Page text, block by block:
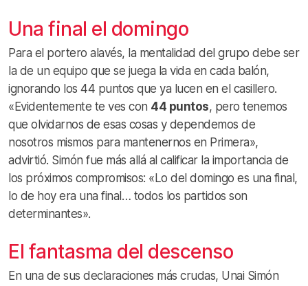
Una final el domingo
Para el portero alavés, la mentalidad del grupo debe ser
la de un equipo que se juega la vida en cada balón,
ignorando los 44 puntos que ya lucen en el casillero.
«Evidentemente te ves con 44 puntos, pero tenemos
que olvidarnos de esas cosas y dependemos de
nosotros mismos para mantenernos en Primera»,
advirtió. Simón fue más allá al calificar la importancia de
los próximos compromisos: «Lo del domingo es una final,
lo de hoy era una final… todos los partidos son
determinantes».
El fantasma del descenso
En una de sus declaraciones más crudas, Unai Simón